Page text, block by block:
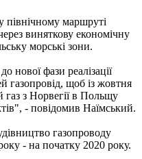
північному маршруті
виняткову економічну
морські зони.
нової фази реалізації
газопровід, щоб із жовтня
з Норвегії в Польщу
- повідомив Наїмський.
газопроводу
- на початку 2020 року.